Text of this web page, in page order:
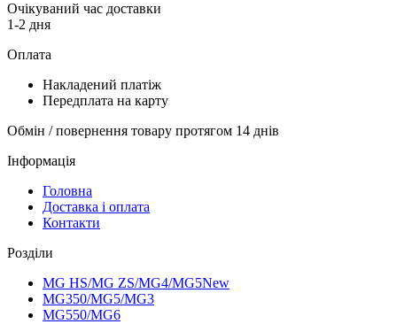
Очікуваний час доставки
1-2 дня
Оплата
Накладений платіж
Передплата на карту
Обмін / повернення товару протягом 14 днів
Інформація
Головна
Доставка і оплата
Контакти
Розділи
MG HS/MG ZS/MG4/MG5New
MG350/MG5/MG3
MG550/MG6